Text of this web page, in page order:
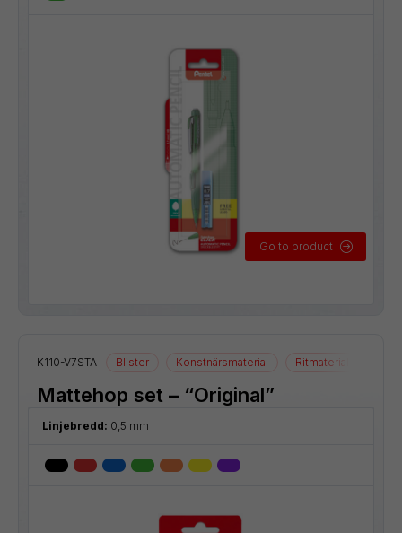
Go to product
K110-V7STA Blister Konstnärsmaterial Ritmaterial
Mattehop set – “Original”
Linjebredd: 0,5 mm